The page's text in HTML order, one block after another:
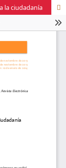
la ciudadanía